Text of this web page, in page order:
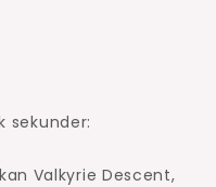
sekunder:
Valkyrie Descent,